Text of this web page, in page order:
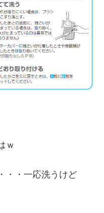
ｗ
・・一応洗うけど